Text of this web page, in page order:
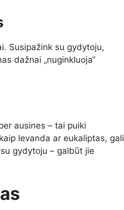
Susipažink su gydytoju,
dažnai „nuginkluoja“
ausines – tai puiki
levanda ar eukaliptas, gali
gydytoju – galbūt jie